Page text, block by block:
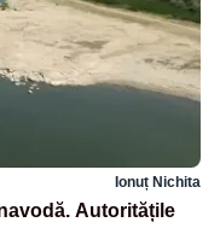
Ionuț Nichita
Autoritățile